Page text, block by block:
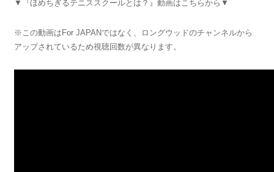
▼『ほめちぎるテニススクールとは？』動画はこちらから▼
※この動画はFor JAPANではなく、ロングウッドのチャンネルから
アップされているため視聴回数が異なります。